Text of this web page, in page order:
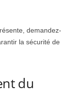
demandez-
la sécurité de
du